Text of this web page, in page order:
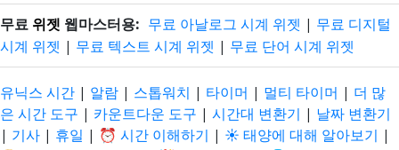
무료 위젯 웹마스터용: 무료 아날로그 시계 위젯 | 무료 디지털
시계 위젯 | 무료 텍스트 시계 위젯 | 무료 단어 시계 위젯
유닉스 시간 | 알람 | 스톱워치 | 타이머 | 멀티 타이머 | 더 많
은 시간 도구 | 카운트다운 도구 | 시간대 변환기 | 날짜 변환기
| 기사 | 휴일 | ⏰ 시간 이해하기 | ☀️ 태양에 대해 알아보기 |